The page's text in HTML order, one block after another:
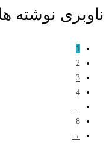
ناوبری نوشته ها
1
2
3
4
…
8
→